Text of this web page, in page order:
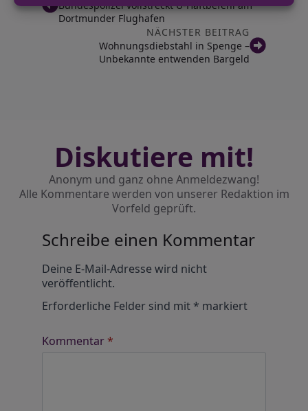
Bundespolizei vollstreckt U-Haftbefehl am
Dortmunder Flughafen
NÄCHSTER BEITRAG
Wohnungsdiebstahl in Spenge –
Unbekannte entwenden Bargeld
Diskutiere mit!
Anonym und ganz ohne Anmeldezwang!
Alle Kommentare werden von unserer Redaktion im
Vorfeld geprüft.
Schreibe einen Kommentar
Deine E-Mail-Adresse wird nicht
veröffentlicht.
Erforderliche Felder sind mit* markiert
Kommentar*